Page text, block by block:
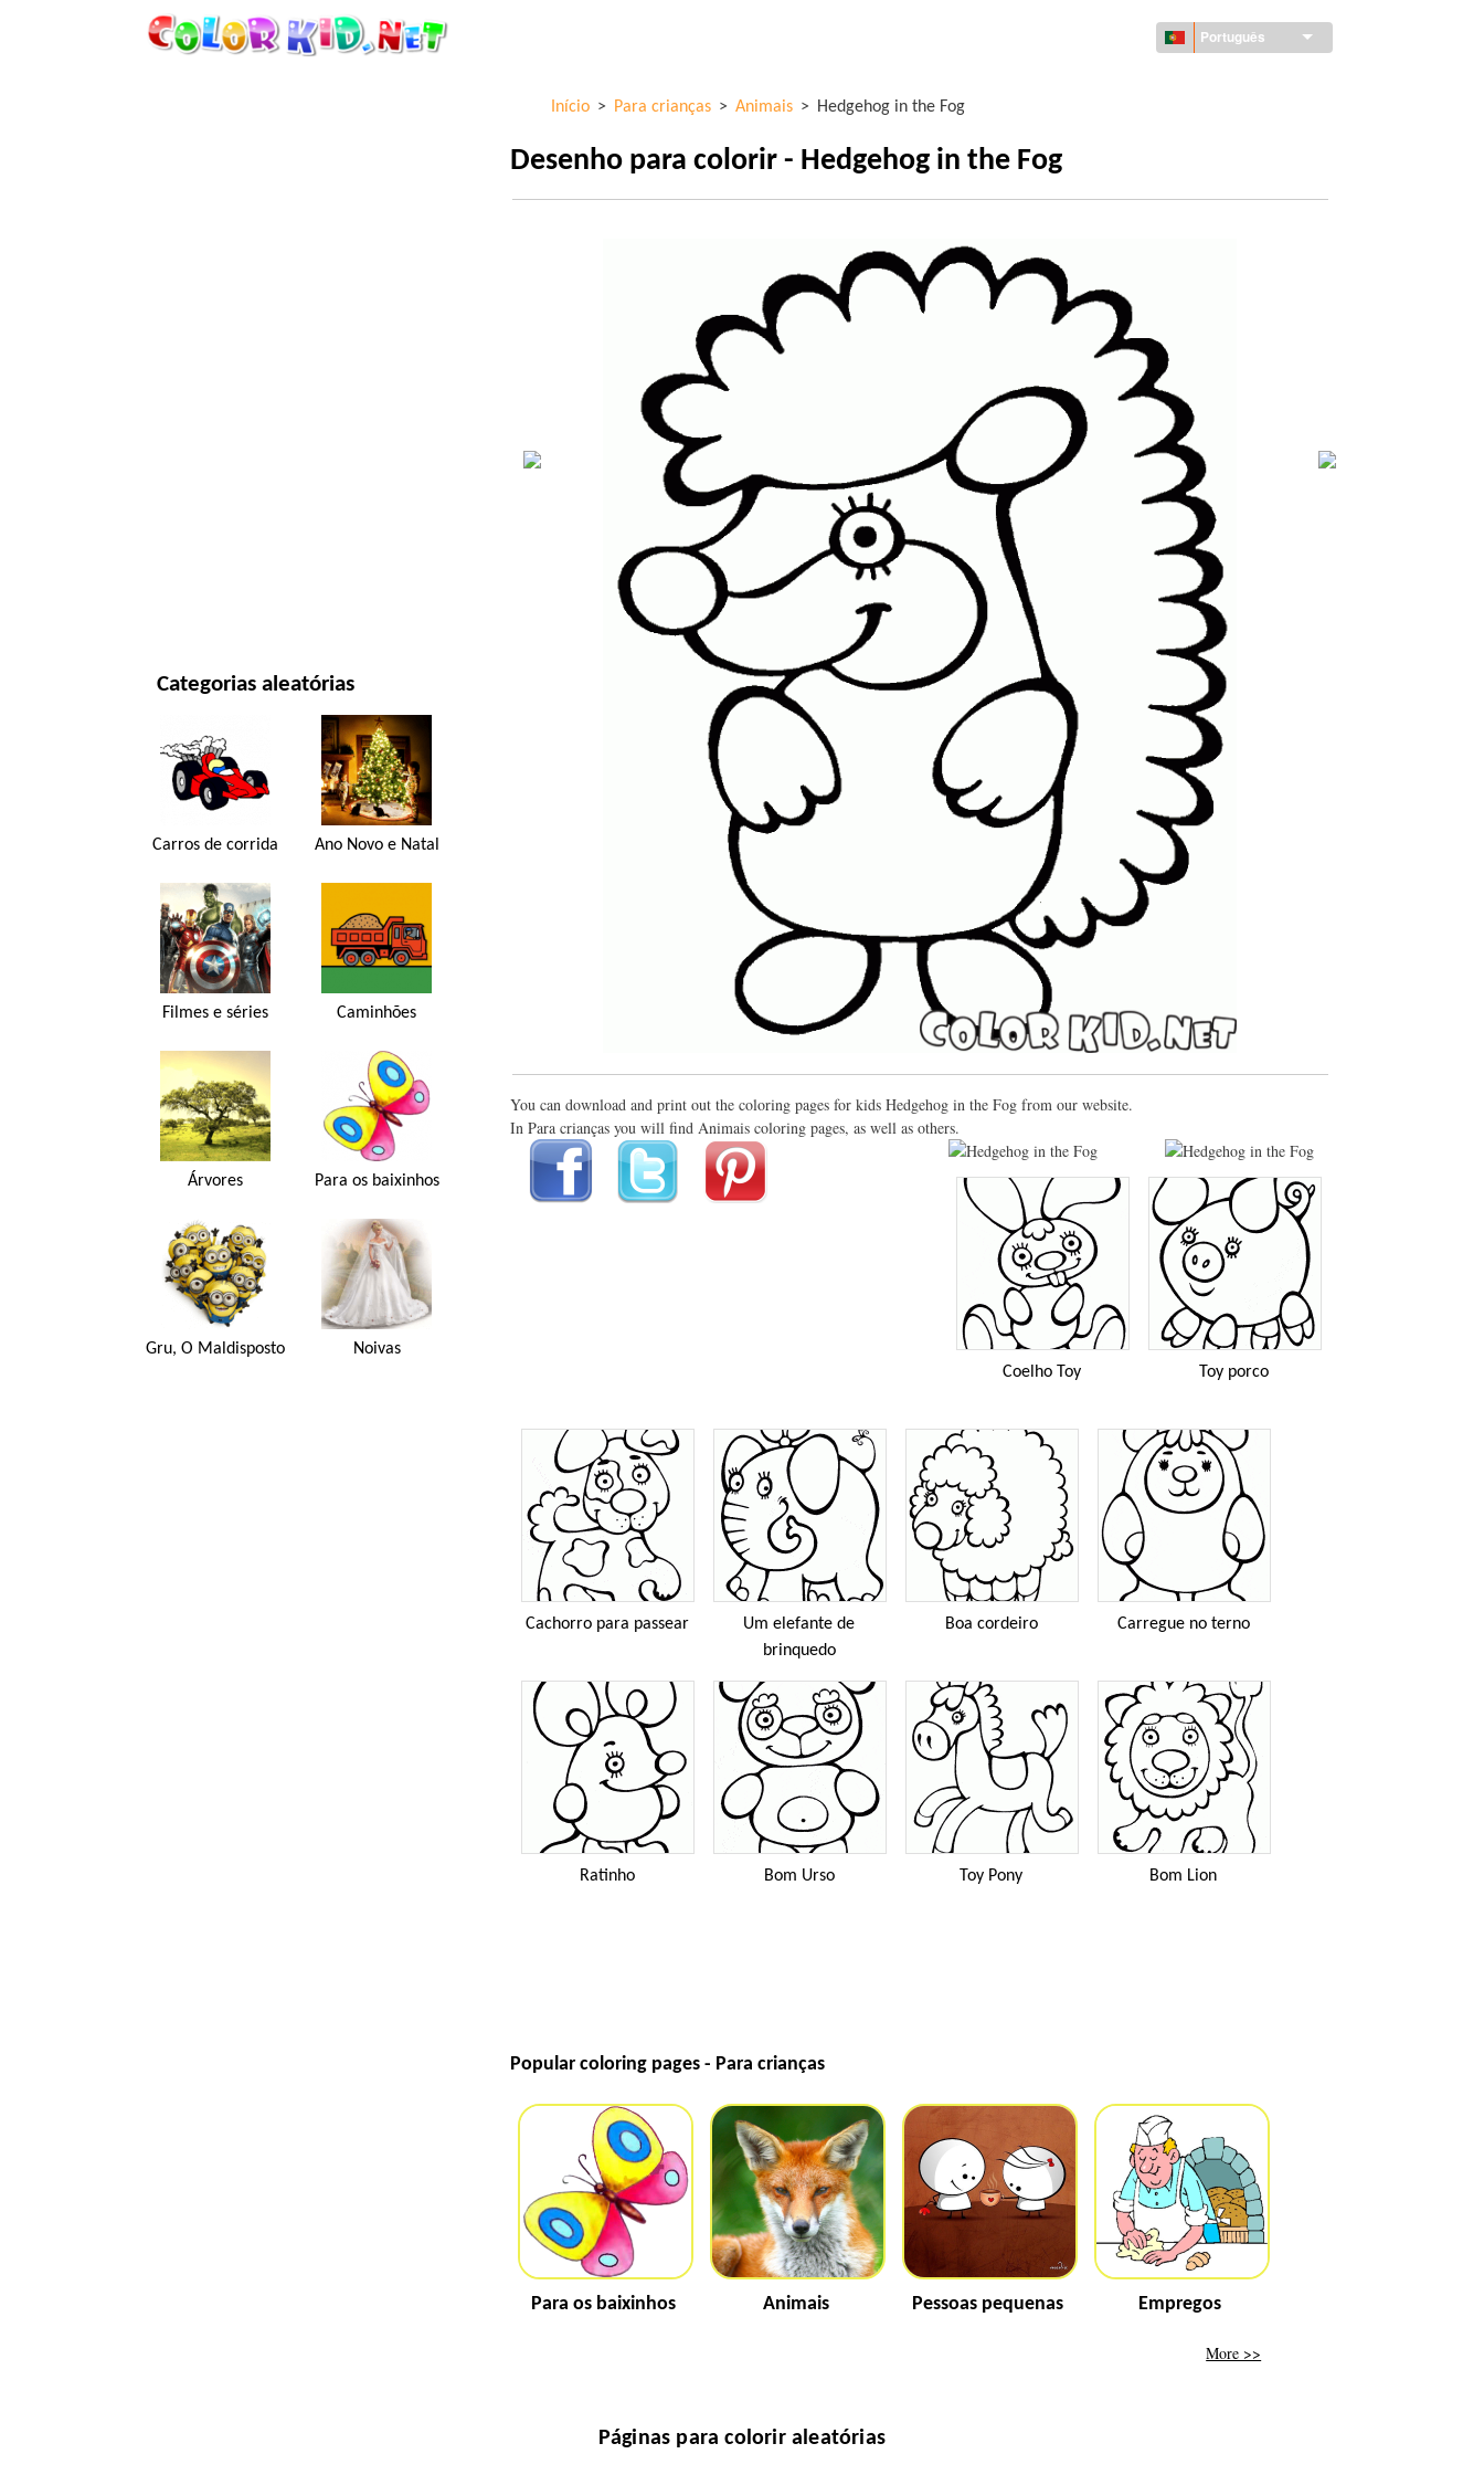
Português
Categorias aleatórias
Carros de corrida Ano Novo e Natal
Filmes e séries Caminhões
Árvores Para os baixinhos
Gru, O Maldisposto Noivas
Início > Para crianças > Animais > Hedgehog in the Fog
Desenho para colorir - Hedgehog in the Fog
You can download and print out the coloring pages for kids Hedgehog in the Fog from our website.
In Para crianças you will find Animais coloring pages, as well as others.
Coelho Toy Toy porco
Cachorro para passear
Um elefante de
brinquedo
Boa cordeiro Carregue no terno
Ratinho Bom Urso Toy Pony Bom Lion
Popular coloring pages - Para crianças
Para os baixinhos Animais Pessoas pequenas Empregos
More >>
Páginas para colorir aleatórias